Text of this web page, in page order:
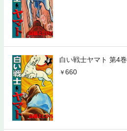
白い戦士ヤマト 第4巻
660